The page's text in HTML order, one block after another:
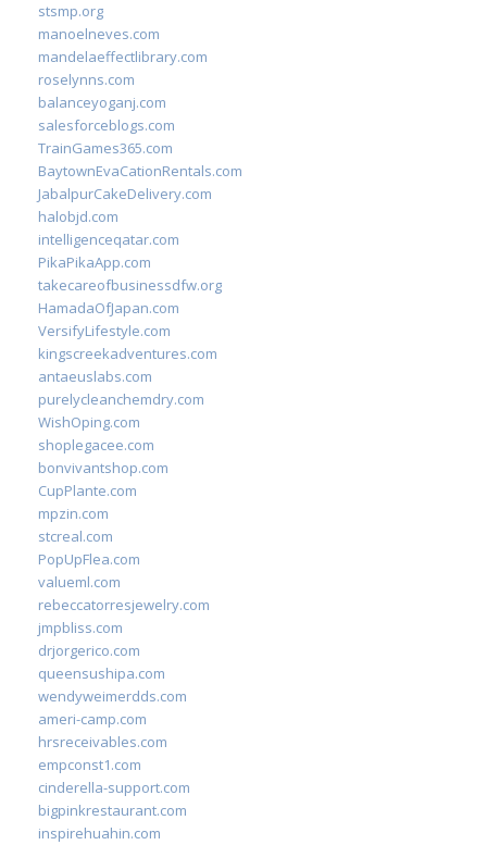
stsmp.org
manoelneves.com
mandelaeffectlibrary.com
roselynns.com
balanceyoganj.com
salesforceblogs.com
TrainGames365.com
BaytownEvaCationRentals.com
JabalpurCakeDelivery.com
halobjd.com
intelligenceqatar.com
PikaPikaApp.com
takecareofbusinessdfw.org
HamadaOfJapan.com
VersifyLifestyle.com
kingscreekadventures.com
antaeuslabs.com
purelycleanchemdry.com
WishOping.com
shoplegacee.com
bonvivantshop.com
CupPlante.com
mpzin.com
stcreal.com
PopUpFlea.com
valueml.com
rebeccatorresjewelry.com
jmpbliss.com
drjorgerico.com
queensushipa.com
wendyweimerdds.com
ameri-camp.com
hrsreceivables.com
empconst1.com
cinderella-support.com
bigpinkrestaurant.com
inspirehuahin.com